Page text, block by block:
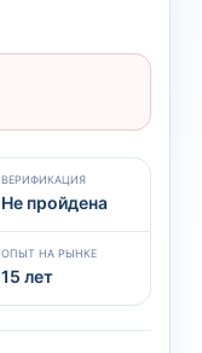
ВЕРИФИКАЦИЯ
Не пройдена
ОПЫТ НА РЫНКЕ
15 лет